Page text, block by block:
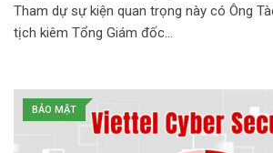
Tham dự sự kiện quan trọng này có Ông
tịch kiêm Tổng Giám đốc…
BẢO MẬT